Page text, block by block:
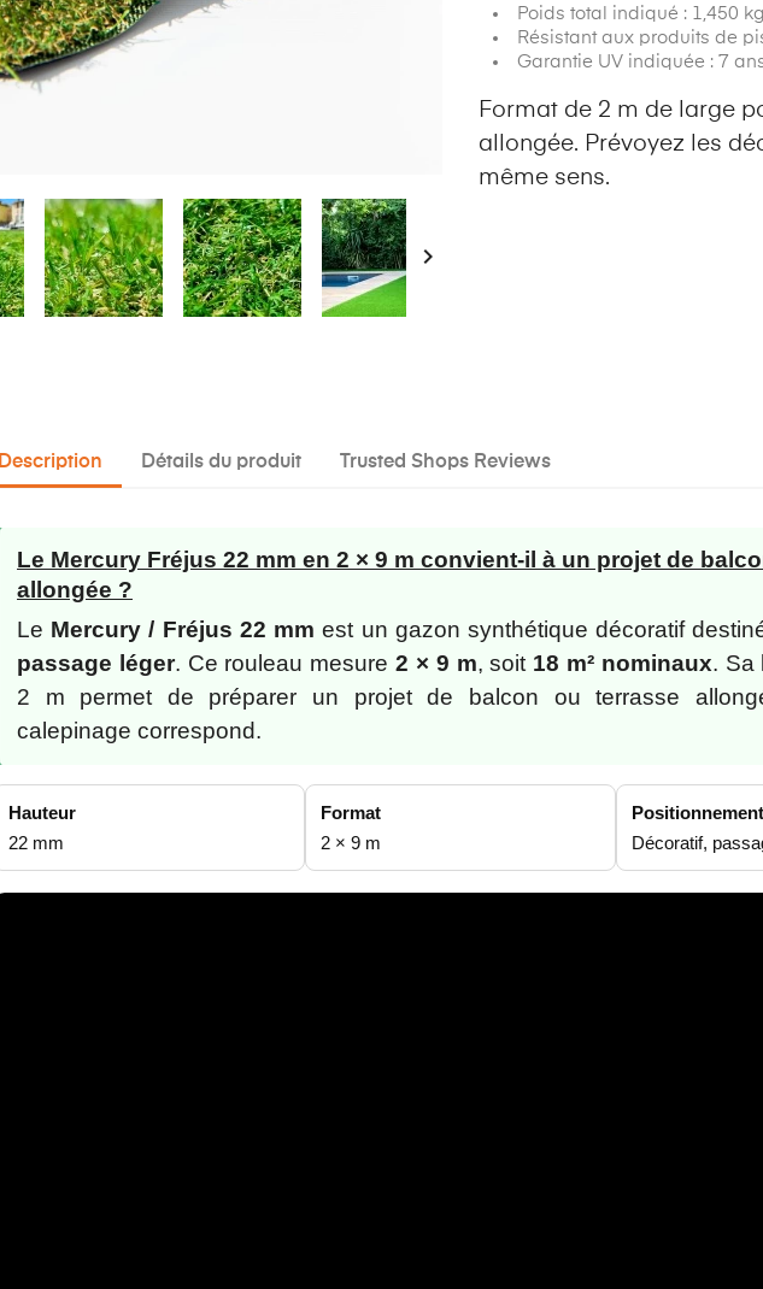

Poids total indiqué : 1,450
Résistant aux produits de
Garantie UV indiquée : 7
Format de 2 m de large
allongée. Prévoyez les
même sens.
Description Détails du produit Trusted Shops Reviews
Le Mercury Fréjus 22 mm en 2 × 9 m convient-il à un projet de
allongée ?
Le Mercury / Fréjus 22 mm est un gazon synthétique décoratif
passage léger. Ce rouleau mesure2 × 9 m, soit 18 m² nominaux. Sa
2 m permet de préparer un projet de balcon ou terrasse
calepinage correspond.
Hauteur
22 mm
Format
2 × 9 m
Positionnement
Décoratif,